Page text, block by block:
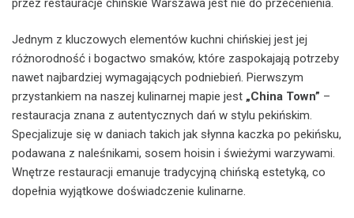
Jednym z kluczowych elementów kuchni chińskiej jest jej
różnorodność i bogactwo smaków, które zaspokajają potrzeby
nawet najbardziej wymagających podniebień. Pierwszym
przystankiem na naszej kulinarnej mapie jest „China Town” –
restauracja znana z autentycznych dań w stylu pekińskim.
Specjalizuje się w daniach takich jak słynna kaczka po pekińsku,
podawana z naleśnikami, sosem hoisin i świeżymi warzywami.
Wnętrze restauracji emanuje tradycyjną chińską estetyką, co
dopełnia wyjątkowe doświadczenie kulinarne.